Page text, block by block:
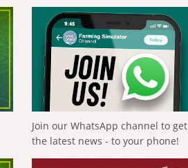
Join our WhatsApp channel to get
the latest news - to your phone!